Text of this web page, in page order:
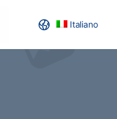
Italiano